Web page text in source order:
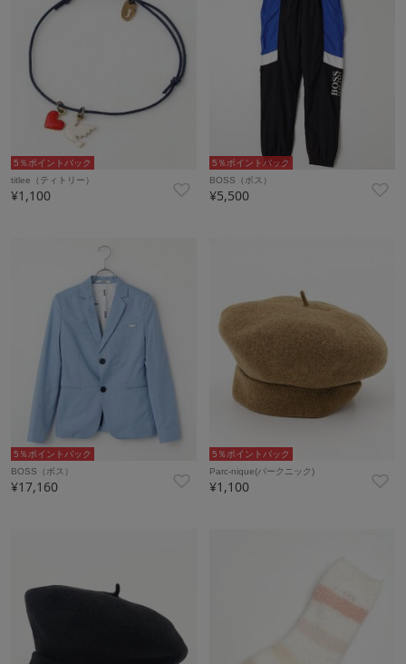
5％ポイントバック
titlee（ティトリー）
¥1,100
5％ポイントバック
BOSS（ボス）
¥5,500
5％ポイントバック
BOSS（ボス）
¥17,160
5％ポイントバック
Parc-nique(パークニック)
¥1,100